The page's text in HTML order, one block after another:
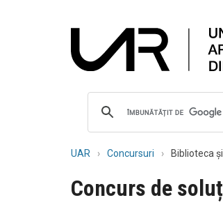
UAR Concursuri Biblioteca
Concurs de